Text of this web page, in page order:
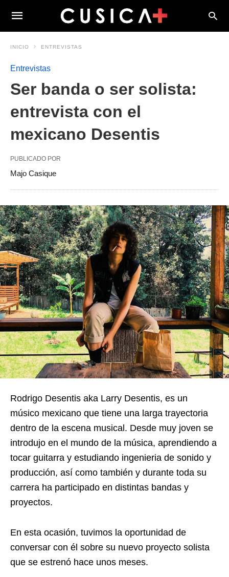
INICIO ENTREVISTAS
Entrevistas
Ser banda o ser solista:
entrevista con el
mexicano Desentis
PUBLICADO POR
Majo Casique
Rodrigo Desentis aka Larry Desentis, es un
músico mexicano que tiene una larga trayectoria
dentro de la escena musical. Desde muy joven se
introdujo en el mundo de la música, aprendiendo a
tocar guitarra y estudiando ingenieria de sonido y
producción, así como también y durante toda su
carrera ha participado en distintas bandas y
proyectos.
En esta ocasión, tuvimos la oportunidad de
conversar con él sobre su nuevo proyecto solista
que se estrenó hace unos meses.